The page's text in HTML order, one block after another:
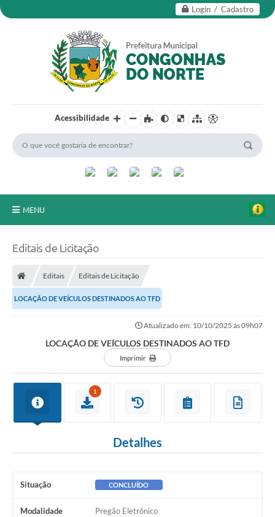
Login / Cadastro
Acessibilidade
MENU
Ouvidoria
Legislação
Serviços Online
Telefones Úteis
Editais de Licitação
Editais Editais de Licitação
LOCAÇÃO DE VEÍCULOS DESTINADOS AO TFD
Atualizado em: 10/10/2025 às 09h07
LOCAÇÃO DE VEÍCULOS DESTINADOS AO TFD
Imprimir
1
Detalhes
Situação CONCLUÍDO
Modalidade Pregão Eletrônico